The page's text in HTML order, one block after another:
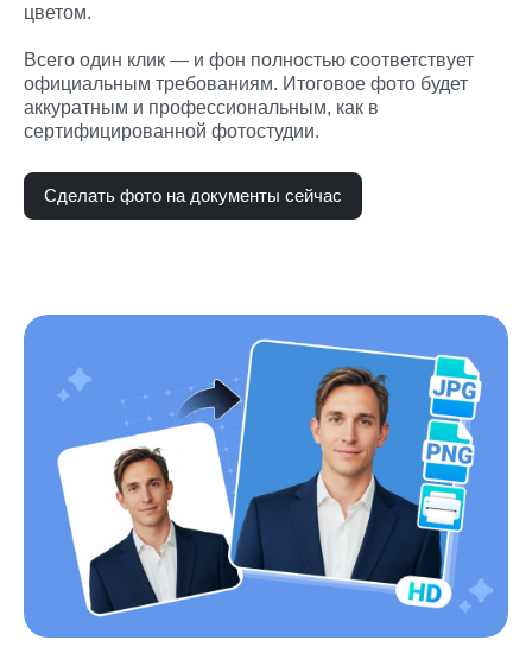
цветом.
Всего один клик — и фон полностью соответствует
официальным требованиям. Итоговое фото будет
аккуратным и профессиональным, как в
сертифицированной фотостудии.
Сделать фото на документы сейчас